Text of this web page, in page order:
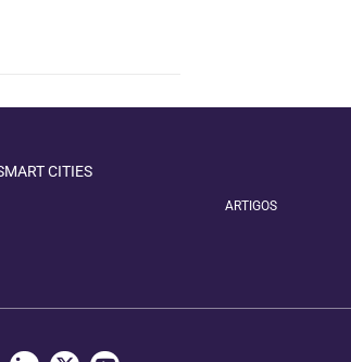
CITIES
ARTIGOS